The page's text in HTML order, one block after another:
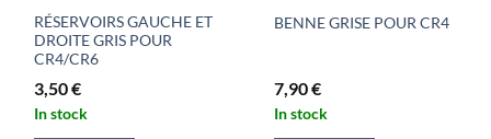
RÉSERVOIRS GAUCHE ET
DROITE GRIS POUR
CR4/CR6
3,50€
In stock
BENNE GRISE POUR CR4
7,90€
In stock